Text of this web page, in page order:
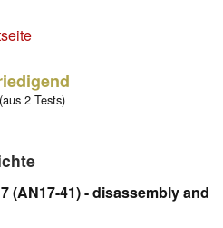
2 Tests)
(AN17-41) - disassembly and